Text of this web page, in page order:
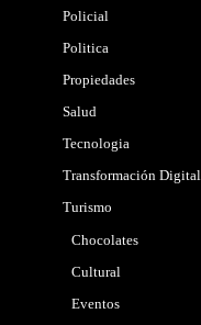
Policial
Politica
Propiedades
Salud
Tecnologia
Transformación Digital
Turismo
Chocolates
Cultural
Eventos